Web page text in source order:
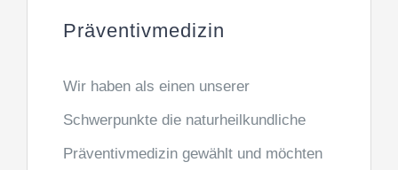
Präventivmedizin
Wir haben als einen unserer
Schwerpunkte die naturheilkundliche
Präventivmedizin gewählt und möchten